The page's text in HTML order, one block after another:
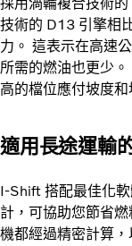
技術的 D13 引擎相
力。 這表示在高速
所需的燃油也更少
高的檔位應付坡度
適用長途運輸
I-Shift 搭配最佳化
計，可協助您節省
機都經過精密計算